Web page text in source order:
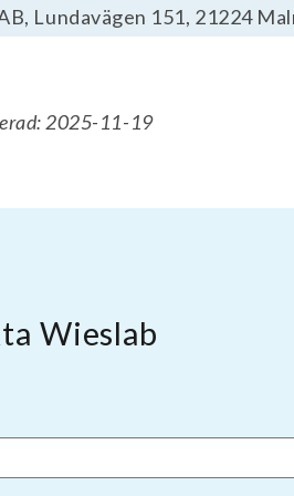
Lundavägen 151, 21224
2025-11-19
Wieslab